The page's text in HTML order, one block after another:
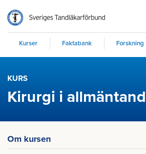
Kurser Faktabank Forskning
KURS
Kirurgi i
Om kursen